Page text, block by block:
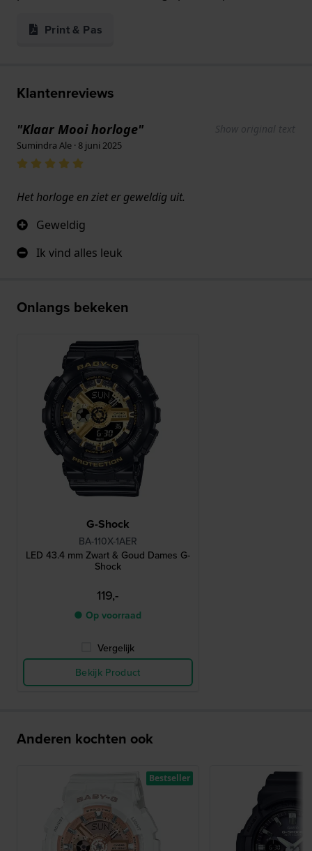
Print & Pas
Klantenreviews
"Klaar Mooi horloge" Show original text
Sumindra Ale · 8 juni 2025
Het horloge en ziet er geweldig uit.
Geweldig
Ik vind alles leuk
Onlangs bekeken
G-Shock
BA-110X-1AER
LED 43.4 mm Zwart & Goud Dames G-
Shock
119,-
● Op voorraad
Vergelijk
Bekijk Product
Anderen kochten ook
Bestseller